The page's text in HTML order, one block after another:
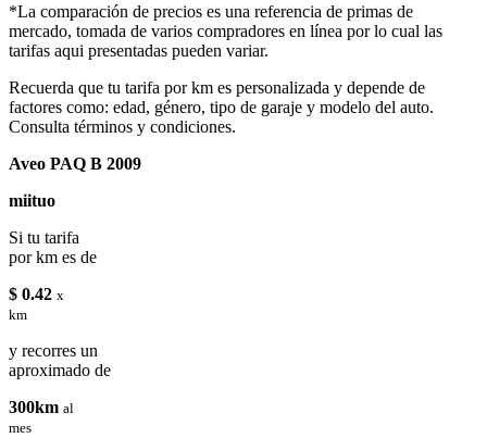
*La comparación de precios es una referencia de primas de
mercado, tomada de varios compradores en línea por lo cual las
tarifas aqui presentadas pueden variar.
Recuerda que tu tarifa por km es personalizada y depende de
factores como: edad, género, tipo de garaje y modelo del auto.
Consulta términos y condiciones.
Aveo PAQ B 2009
miituo
Si tu tarifa
por km es de
$ 0.42 x
km
y recorres un
aproximado de
300km al
mes